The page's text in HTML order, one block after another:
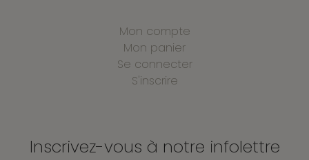
Mon compte
Mon panier
Se connecter
S'inscrire
Inscrivez-vous à notre infolettre